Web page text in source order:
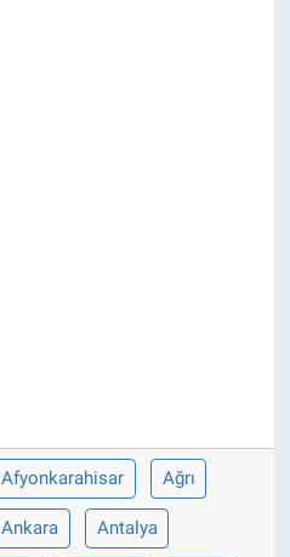
Afyonkarahisar Ağrı
Ankara Antalya